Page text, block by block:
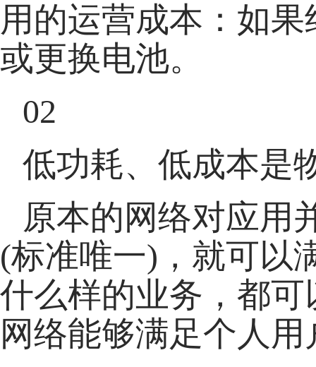
用的运营成本：如
或更换电池。
02
低功耗、低成本是
原本的网络对应用
(标准唯一)，就可以
什么样的业务，都
网络能够满足个人